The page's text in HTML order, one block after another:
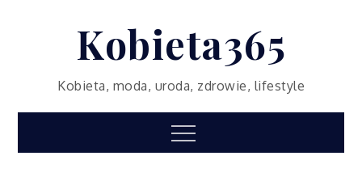
Kobieta365
Kobieta, moda, uroda, zdrowie, lifestyle
Menu